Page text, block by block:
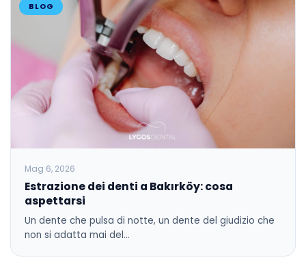
BLOG
Mag 6, 2026
Estrazione dei denti a Bakırköy: cosa
aspettarsi
Un dente che pulsa di notte, un dente del giudizio che
non si adatta mai del…